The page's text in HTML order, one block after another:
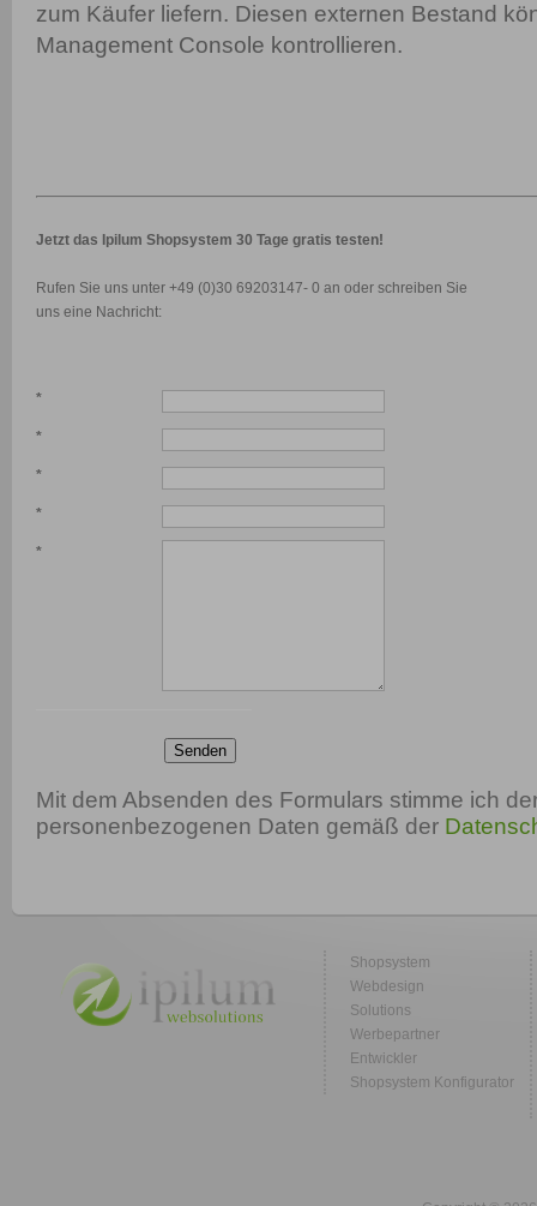
zum Käufer liefern. Diesen externen Bestand
Management Console kontrollieren.
Jetzt das Ipilum Shopsystem 30 Tage gratis testen!
Rufen Sie uns unter +49 (0)30 69203147- 0 an oder schreiben Sie
uns eine Nachricht:
*
*
*
*
*
Senden
Mit dem Absenden des Formulars stimme ich
personenbezogenen Daten gemäß der
Shopsystem
Webdesign
Solutions
Werbepartner
Entwickler
Shopsystem Konfigurator